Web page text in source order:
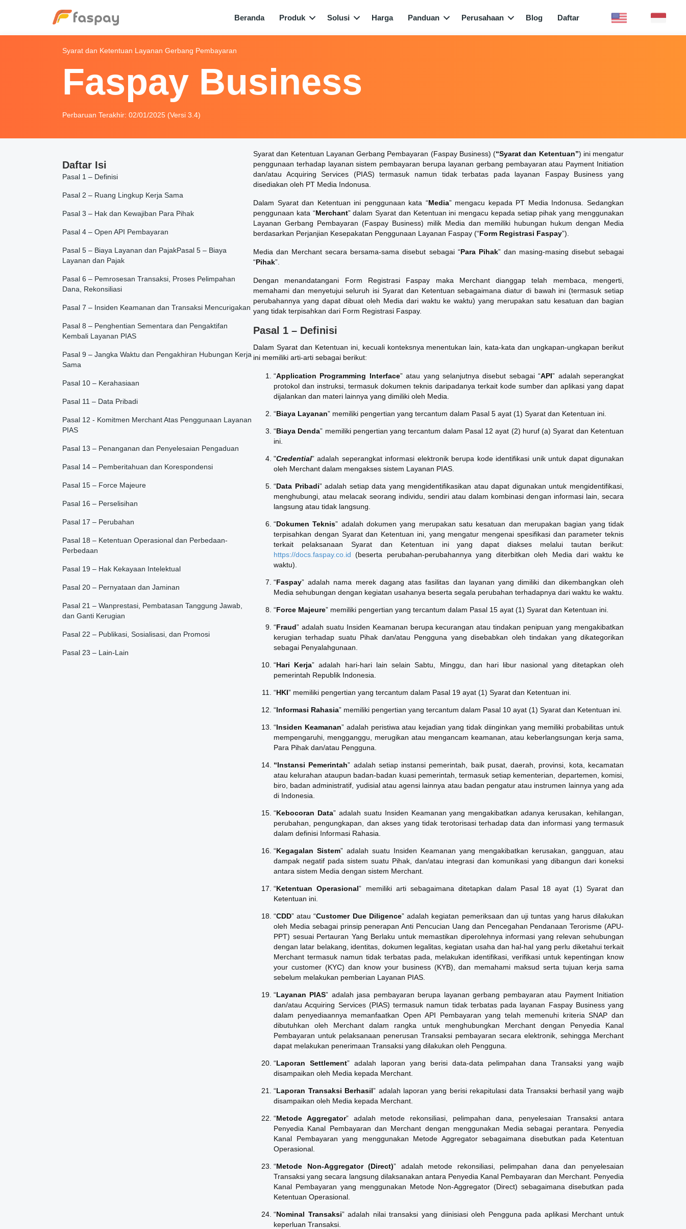
Beranda Produk Solusi Harga Panduan Perusahaan Blog Daftar
Syarat dan Ketentuan Layanan Gerbang Pembayaran
Faspay Business
Perbaruan Terakhir: 02/01/2025 (Versi 3.4)
Daftar Isi
Pasal 1 – Definisi
Pasal 2 – Ruang Lingkup Kerja Sama
Pasal 3 – Hak dan Kewajiban Para Pihak
Pasal 4 – Open API Pembayaran
Pasal 5 – Biaya Layanan dan PajakPasal 5 – Biaya
Layanan dan Pajak
Pasal 6 – Pemrosesan Transaksi, Proses Pelimpahan
Dana, Rekonsiliasi
Pasal 7 – Insiden Keamanan dan Transaksi Mencurigakan
Pasal 8 – Penghentian Sementara dan Pengaktifan
Kembali Layanan PIAS
Pasal 9 – Jangka Waktu dan Pengakhiran Hubungan Kerja
Sama
Pasal 10 – Kerahasiaan
Pasal 11 – Data Pribadi
Pasal 12 - Komitmen Merchant Atas Penggunaan Layanan
PIAS
Pasal 13 – Penanganan dan Penyelesaian Pengaduan
Pasal 14 – Pemberitahuan dan Korespondensi
Pasal 15 – Force Majeure
Pasal 16 – Perselisihan
Pasal 17 – Perubahan
Pasal 18 – Ketentuan Operasional dan Perbedaan-
Perbedaan
Pasal 19 – Hak Kekayaan Intelektual
Pasal 20 – Pernyataan dan Jaminan
Pasal 21 – Wanprestasi, Pembatasan Tanggung Jawab,
dan Ganti Kerugian
Pasal 22 – Publikasi, Sosialisasi, dan Promosi
Pasal 23 – Lain-Lain
Syarat dan Ketentuan Layanan Gerbang Pembayaran (Faspay Business) (“Syarat dan Ketentuan”) ini mengatur
penggunaan terhadap layanan sistem pembayaran berupa layanan gerbang pembayaran atau Payment Initiation
dan/atau Acquiring Services (PIAS) termasuk namun tidak terbatas pada layanan Faspay Business yang
disediakan oleh PT Media Indonusa.
Dalam Syarat dan Ketentuan ini penggunaan kata “Media” mengacu kepada PT Media Indonusa. Sedangkan
penggunaan kata “Merchant” dalam Syarat dan Ketentuan ini mengacu kepada setiap pihak yang menggunakan
Layanan Gerbang Pembayaran (Faspay Business) milik Media dan memiliki hubungan hukum dengan Media
berdasarkan Perjanjian Kesepakatan Penggunaan Layanan Faspay (“Form Registrasi Faspay”).
Media dan Merchant secara bersama-sama disebut sebagai “Para Pihak” dan masing-masing disebut sebagai
“Pihak”.
Dengan menandatangani Form Registrasi Faspay maka Merchant dianggap telah membaca, mengerti,
memahami dan menyetujui seluruh isi Syarat dan Ketentuan sebagaimana diatur di bawah ini (termasuk setiap
perubahannya yang dapat dibuat oleh Media dari waktu ke waktu) yang merupakan satu kesatuan dan bagian
yang tidak terpisahkan dari Form Registrasi Faspay.
Pasal 1 – Definisi
Dalam Syarat dan Ketentuan ini, kecuali konteksnya menentukan lain, kata-kata dan ungkapan-ungkapan berikut
ini memiliki arti-arti sebagai berikut:
“Application Programming Interface” atau yang selanjutnya disebut sebagai “API” adalah seperangkat
protokol dan instruksi, termasuk dokumen teknis daripadanya terkait kode sumber dan aplikasi yang dapat
dijalankan dan materi lainnya yang dimiliki oleh Media.
“Biaya Layanan” memiliki pengertian yang tercantum dalam Pasal 5 ayat (1) Syarat dan Ketentuan ini.
“Biaya Denda” memiliki pengertian yang tercantum dalam Pasal 12 ayat (2) huruf (a) Syarat dan Ketentuan
ini.
"Credential” adalah seperangkat informasi elektronik berupa kode identifikasi unik untuk dapat digunakan
oleh Merchant dalam mengakses sistem Layanan PIAS.
“Data Pribadi” adalah setiap data yang mengidentifikasikan atau dapat digunakan untuk mengidentifikasi,
menghubungi, atau melacak seorang individu, sendiri atau dalam kombinasi dengan informasi lain, secara
langsung atau tidak langsung.
“Dokumen Teknis” adalah dokumen yang merupakan satu kesatuan dan merupakan bagian yang tidak
terpisahkan dengan Syarat dan Ketentuan ini, yang mengatur mengenai spesifikasi dan parameter teknis
terkait pelaksanaan Syarat dan Ketentuan ini yang dapat diakses melalui tautan berikut:
https://docs.faspay.co.id (beserta perubahan-perubahannya yang diterbitkan oleh Media dari waktu ke
waktu).
“Faspay” adalah nama merek dagang atas fasilitas dan layanan yang dimiliki dan dikembangkan oleh
Media sehubungan dengan kegiatan usahanya beserta segala perubahan terhadapnya dari waktu ke waktu.
“Force Majeure” memiliki pengertian yang tercantum dalam Pasal 15 ayat (1) Syarat dan Ketentuan ini.
“Fraud” adalah suatu Insiden Keamanan berupa kecurangan atau tindakan penipuan yang mengakibatkan
kerugian terhadap suatu Pihak dan/atau Pengguna yang disebabkan oleh tindakan yang dikategorikan
sebagai Penyalahgunaan.
“Hari Kerja” adalah hari-hari lain selain Sabtu, Minggu, dan hari libur nasional yang ditetapkan oleh
pemerintah Republik Indonesia.
“HKI” memiliki pengertian yang tercantum dalam Pasal 19 ayat (1) Syarat dan Ketentuan ini.
“Informasi Rahasia” memiliki pengertian yang tercantum dalam Pasal 10 ayat (1) Syarat dan Ketentuan ini.
“Insiden Keamanan” adalah peristiwa atau kejadian yang tidak diinginkan yang memiliki probabilitas untuk
mempengaruhi, mengganggu, merugikan atau mengancam keamanan, atau keberlangsungan kerja sama,
Para Pihak dan/atau Pengguna.
“Instansi Pemerintah” adalah setiap instansi pemerintah, baik pusat, daerah, provinsi, kota, kecamatan
atau kelurahan ataupun badan-badan kuasi pemerintah, termasuk setiap kementerian, departemen, komisi,
biro, badan administratif, yudisial atau agensi lainnya atau badan pengatur atau instrumen lainnya yang ada
di Indonesia.
“Kebocoran Data” adalah suatu Insiden Keamanan yang mengakibatkan adanya kerusakan, kehilangan,
perubahan, pengungkapan, dan akses yang tidak terotorisasi terhadap data dan informasi yang termasuk
dalam definisi Informasi Rahasia.
“Kegagalan Sistem” adalah suatu Insiden Keamanan yang mengakibatkan kerusakan, gangguan, atau
dampak negatif pada sistem suatu Pihak, dan/atau integrasi dan komunikasi yang dibangun dari koneksi
antara sistem Media dengan sistem Merchant.
“Ketentuan Operasional” memiliki arti sebagaimana ditetapkan dalam Pasal 18 ayat (1) Syarat dan
Ketentuan ini.
“CDD” atau “Customer Due Diligence” adalah kegiatan pemeriksaan dan uji tuntas yang harus dilakukan
oleh Media sebagai prinsip penerapan Anti Pencucian Uang dan Pencegahan Pendanaan Terorisme (APU-
PPT) sesuai Pertauran Yang Berlaku untuk memastikan diperolehnya informasi yang relevan sehubungan
dengan latar belakang, identitas, dokumen legalitas, kegiatan usaha dan hal-hal yang perlu diketahui terkait
Merchant termasuk namun tidak terbatas pada, melakukan identifikasi, verifikasi untuk kepentingan know
your customer (KYC) dan know your business (KYB), dan memahami maksud serta tujuan kerja sama
sebelum melakukan pemberian Layanan PIAS.
“Layanan PIAS” adalah jasa pembayaran berupa layanan gerbang pembayaran atau Payment Initiation
dan/atau Acquiring Services (PIAS) termasuk namun tidak terbatas pada layanan Faspay Business yang
dalam penyediaannya memanfaatkan Open API Pembayaran yang telah memenuhi kriteria SNAP dan
dibutuhkan oleh Merchant dalam rangka untuk menghubungkan Merchant dengan Penyedia Kanal
Pembayaran untuk pelaksanaan penerusan Transaksi pembayaran secara elektronik, sehingga Merchant
dapat melakukan penerimaan Transaksi yang dilakukan oleh Pengguna.
“Laporan Settlement” adalah laporan yang berisi data-data pelimpahan dana Transaksi yang wajib
disampaikan oleh Media kepada Merchant.
“Laporan Transaksi Berhasil” adalah laporan yang berisi rekapitulasi data Transaksi berhasil yang wajib
disampaikan oleh Media kepada Merchant.
“Metode Aggregator” adalah metode rekonsiliasi, pelimpahan dana, penyelesaian Transaksi antara
Penyedia Kanal Pembayaran dan Merchant dengan menggunakan Media sebagai perantara. Penyedia
Kanal Pembayaran yang menggunakan Metode Aggregator sebagaimana disebutkan pada Ketentuan
Operasional.
“Metode Non-Aggregator (Direct)” adalah metode rekonsiliasi, pelimpahan dana dan penyelesaian
Transaksi yang secara langsung dilaksanakan antara Penyedia Kanal Pembayaran dan Merchant. Penyedia
Kanal Pembayaran yang menggunakan Metode Non-Aggregator (Direct) sebagaimana disebutkan pada
Ketentuan Operasional.
“Nominal Transaksi” adalah nilai transaksi yang diinisiasi oleh Pengguna pada aplikasi Merchant untuk
keperluan Transaksi.